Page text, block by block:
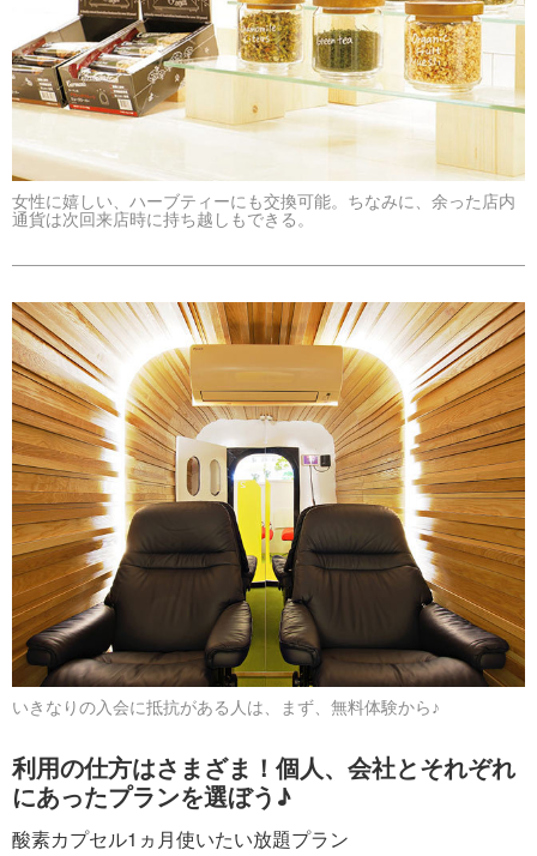
女性に嬉しい、ハーブティーにも交換可能。ちなみに、余った店内
通貨は次回来店時に持ち越しもできる。
いきなりの入会に抵抗がある人は、まず、無料体験から♪
利用の仕方はさまざま！個人、会社とそれぞれ
にあったプランを選ぼう♪
酸素カプセル1ヵ月使いたい放題プラン